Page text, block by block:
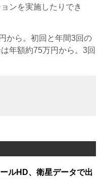
ンを実施したりでき
から。初回と年間3回の
年額約75万円から。3回
ルHD、衛星データで出